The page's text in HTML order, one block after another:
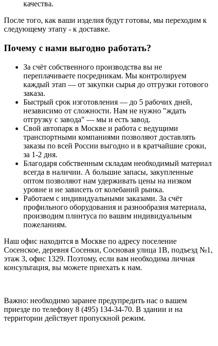
качества.
После того, как ваши изделия будут готовы, мы переходим к
следующему этапу - к доставке.
Почему с нами выгодно работать?
За счёт собственного производства вы не
переплачиваете посредникам. Мы контролируем
каждый этап — от закупки сырья до отгрузки готового
заказа.
Быстрый срок изготовления — до 5 рабочих дней,
независимо от сложности. Нам не нужно "ждать
отгрузку с завода" — мы и есть завод.
Свой автопарк в Москве и работа с ведущими
транспортными компаниями позволяют доставлять
заказы по всей России выгодно и в кратчайшие сроки,
за 1-2 дня.
Благодаря собственным складам необходимый материал
всегда в наличии. А большие запасы, закупленные
оптом позволяют нам удерживать цены на низком
уровне и не зависеть от колебаний рынка.
Работаем с индивидуальными заказами. За счёт
профильного оборудования и разнообразия материала,
производим плинтуса по вашим индивидуальным
пожеланиям.
Наш офис находится в Москве по адресу поселение
Сосенское, деревня Сосенки, Сосновая улица 1В, подъезд №1,
этаж 3, офис 1329. Поэтому, если вам необходима личная
консультация, вы можете приехать к нам.
Важно: необходимо заранее предупредить нас о вашем
приезде по телефону 8 (495) 134-34-70. В здании и на
территории действует пропускной режим.